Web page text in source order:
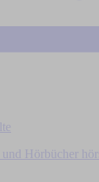
und Hörbücher